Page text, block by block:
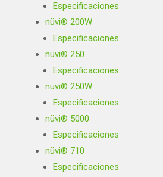
Especificaciones
nüvi® 200W
Especificaciones
nüvi® 250
Especificaciones
nüvi® 250W
Especificaciones
nüvi® 5000
Especificaciones
nüvi® 710
Especificaciones